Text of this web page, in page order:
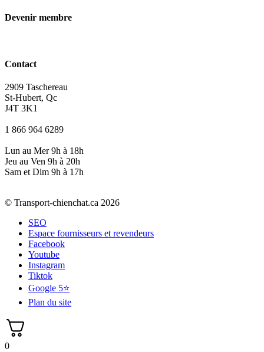
Devenir membre
Contact
2909 Taschereau
St-Hubert, Qc
J4T 3K1
1 866 964 6289
Lun au Mer 9h à 18h
Jeu au Ven 9h à 20h
Sam et Dim 9h à 17h
© Transport-chienchat.ca 2026
SEO
Espace fournisseurs et revendeurs
Facebook
Youtube
Instagram
Tiktok
Google 5⭐
Plan du site
0